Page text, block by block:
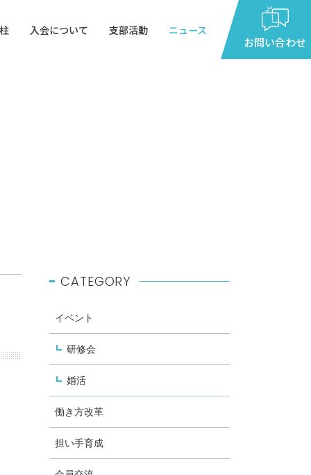
お問い合わせ
入会について 支部活動 ニュース
CATEGORY
イベント
研修会
婚活
働き方改革
担い手育成